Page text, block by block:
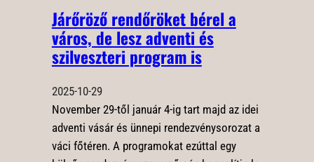
Járőröző rendőröket bérel a
város, de lesz adventi és
szilveszteri program is
2025-10-29
November 29-től január 4-ig tart majd az idei
adventi vásár és ünnepi rendezvénysorozat a
váci főtéren. A programokat ezúttal egy